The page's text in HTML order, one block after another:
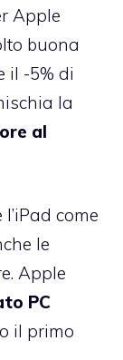
Apple
buona
il -5% di
la
al
come
le
Apple
PC
il primo